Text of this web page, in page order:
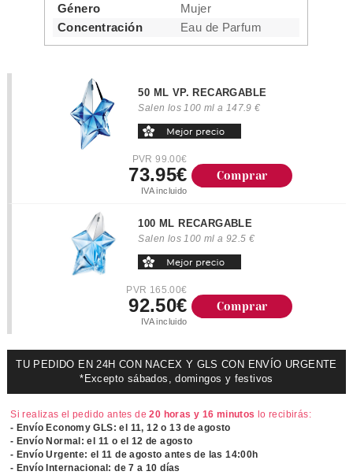
Género
Mujer
Concentración
Eau de Parfum
50 ML VP. RECARGABLE
Salen los 100 ml a 147.9 €
PVR 99.00€
73.95€
IVA incluido
Comprar
100 ML RECARGABLE
Salen los 100 ml a 92.5 €
PVR 165.00€
92.50€
IVA incluido
Comprar
TU PEDIDO EN 24H CON NACEX Y GLS CON ENVÍO URGENTE
*Excepto sábados, domingos y festivos
Si realizas el pedido antes de20 horas y 16 minutos lo recibirás:
- Envío Economy GLS: el 11, 12 o 13 de agosto
- Envío Normal: el 11 o el 12 de agosto
- Envío Urgente: el11 de agosto antes de las 14:00h
- Envío Internacional: de 7 a 10 días